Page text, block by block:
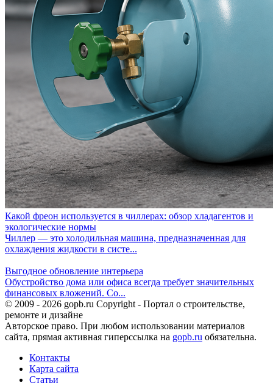
Какой фреон используется в чиллерах: обзор хладагентов и
экологические нормы
Чиллер — это холодильная машина, предназначенная для
охлаждения жидкости в систе...
Выгодное обновление интерьера
Обустройство дома или офиса всегда требует значительных
финансовых вложений. Со...
© 2009 - 2026 gopb.ru Copyright - Портал о строительстве,
ремонте и дизайне
Авторское право. При любом использовании материалов
сайта, прямая активная гиперссылка на gopb.ru обязательна.
Контакты
Карта сайта
Статьи